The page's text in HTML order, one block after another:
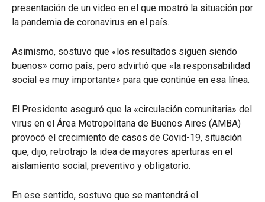
presentación de un video en el que mostró la situación por
la pandemia de coronavirus en el país.
Asimismo, sostuvo que «los resultados siguen siendo
buenos» como país, pero advirtió que «la responsabilidad
social es muy importante» para que continúe en esa línea.
El Presidente aseguró que la «circulación comunitaria» del
virus en el Área Metropolitana de Buenos Aires (AMBA)
provocó el crecimiento de casos de Covid-19, situación
que, dijo, retrotrajo la idea de mayores aperturas en el
aislamiento social, preventivo y obligatorio.
En ese sentido, sostuvo que se mantendrá el